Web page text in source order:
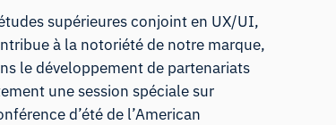
supérieures conjoint en UX/UI,
à la notoriété de notre marque,
le développement de partenariats
une session spéciale sur
d’été de l’American